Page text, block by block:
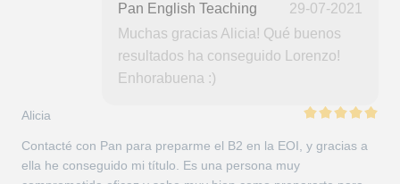
Pan English Teaching
29-07-2021
Muchas gracias Alicia! Qué buenos
resultados ha conseguido Lorenzo!
Enhorabuena :)
Alicia
Contacté con Pan para preparme el B2 en la EOI, y gracias a
ella he conseguido mi título. Es una persona muy